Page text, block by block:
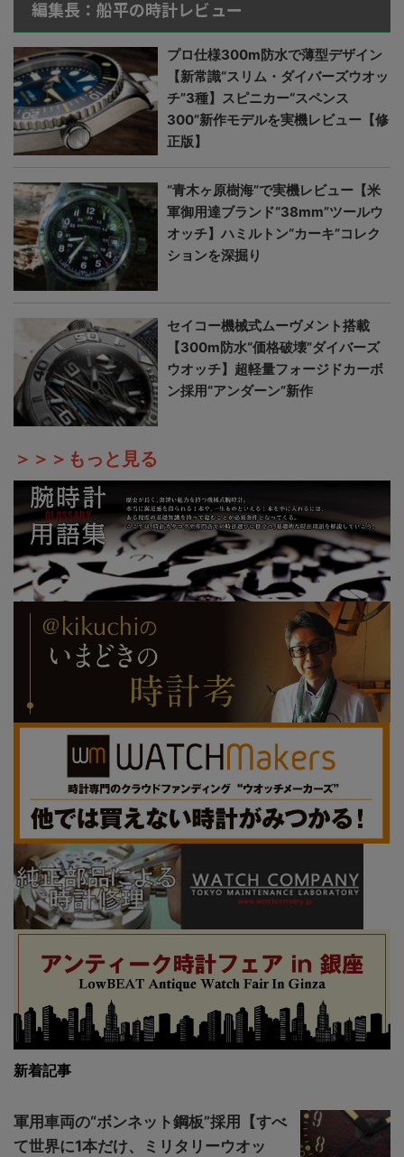
編集長：船平の時計レビュー
プロ仕様300m防水で薄型デザイン
【新常識“スリム・ダイバーズウオッ
チ”3種】スピニカー“スペンス
300”新作モデルを実機レビュー【修
正版】
“青木ヶ原樹海”で実機レビュー【米
軍御用達ブランド“38mm”ツールウ
オッチ】ハミルトン“カーキ”コレク
ションを深掘り
セイコー機械式ムーヴメント搭載
【300m防水“価格破壊”ダイバーズ
ウオッチ】超軽量フォージドカーボ
ン採用“アンダーン”新作
＞＞＞もっと見る
新着記事
軍用車両の“ボンネット鋼板”採用【すべ
て世界に1本だけ、ミリタリーウオッ